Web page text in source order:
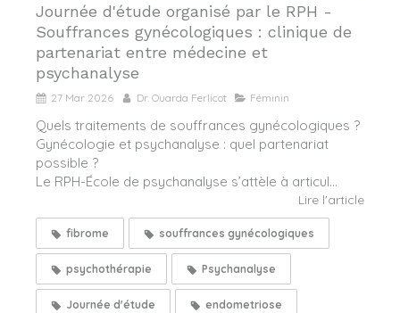
Journée d'étude organisé par le RPH -
Souffrances gynécologiques : clinique de
partenariat entre médecine et
psychanalyse
27 Mar 2026 Dr. Ouarda Ferlicot Féminin
Quels traitements de souffrances gynécologiques ?
Gynécologie et psychanalyse : quel partenariat
possible ?
Le RPH-École de psychanalyse s’attèle à articul...
Lire l'article
fibrome souffrances gynécologiques
psychothérapie Psychanalyse
Journée d'étude endometriose